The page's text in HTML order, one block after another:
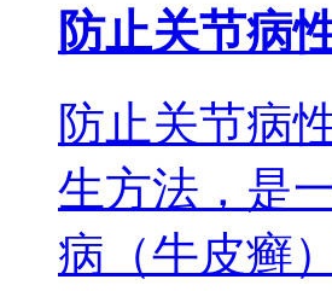
防止关节病
防止关节病
生方法，是
病（牛皮癣